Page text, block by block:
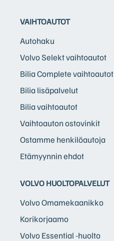
VAIHTOAUTOT
Autohaku
Volvo Selekt vaihtoautot
Bilia Complete vaihtoautot
Bilia lisäpalvelut
Bilia vaihtoautot
Vaihtoauton ostovinkit
Ostamme henkilöautoja
Etämyynnin ehdot
VOLVO HUOLTOPALVELUT
Volvo Omamekaanikko
Korikorjaamo
Volvo Essential -huolto